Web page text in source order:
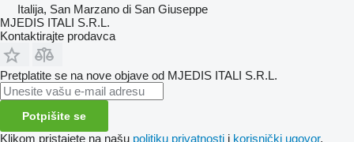
Italija, San Marzano di San Giuseppe
MJEDIS ITALI S.R.L.
Kontaktirajte prodavca
Pretplatite se na nove objave od MJEDIS ITALI S.R.L.
Potpišite se
Klikom pristajete na našu politiku privatnosti i korisnički ugovor.